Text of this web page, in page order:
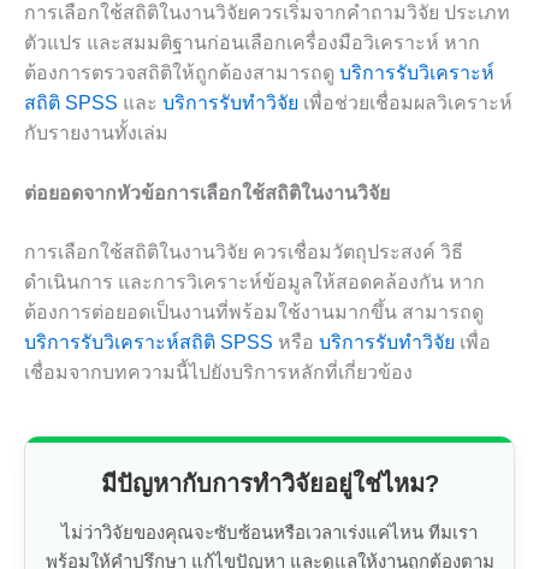
การเลือกใช้สถิติในงานวิจัยควรเริ่มจากคำถามวิจัย ประเภท
ตัวแปร และสมมติฐานก่อนเลือกเครื่องมือวิเคราะห์ หาก
ต้องการตรวจสถิติให้ถูกต้องสามารถดู บริการรับวิเคราะห์
สถิติ SPSS และ บริการรับทำวิจัย เพื่อช่วยเชื่อมผลวิเคราะห์
กับรายงานทั้งเล่ม
ต่อยอดจากหัวข้อการเลือกใช้สถิติในงานวิจัย
การเลือกใช้สถิติในงานวิจัย ควรเชื่อมวัตถุประสงค์ วิธี
ดำเนินการ และการวิเคราะห์ข้อมูลให้สอดคล้องกัน หาก
ต้องการต่อยอดเป็นงานที่พร้อมใช้งานมากขึ้น สามารถดู
บริการรับวิเคราะห์สถิติ SPSS หรือ บริการรับทำวิจัย เพื่อ
เชื่อมจากบทความนี้ไปยังบริการหลักที่เกี่ยวข้อง
มีปัญหากับการทำวิจัยอยู่ใช่ไหม?
ไม่ว่าวิจัยของคุณจะซับซ้อนหรือเวลาเร่งแค่ไหน ทีมเรา
พร้อมให้คำปรึกษา แก้ไขปัญหา และดูแลให้งานถูกต้องตาม